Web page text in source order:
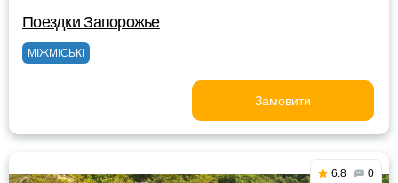
Поездки Запорожье
МІЖМІСЬКІ
Замовити
6.8 0